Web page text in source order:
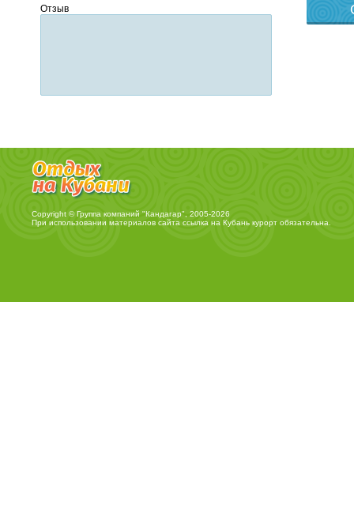
Отзыв
Copyright © Группа компаний "Кандагар", 2005-2026
При использовании материалов сайта ссылка на Кубань курортобязательна.